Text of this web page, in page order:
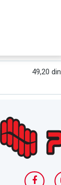
49,20 din